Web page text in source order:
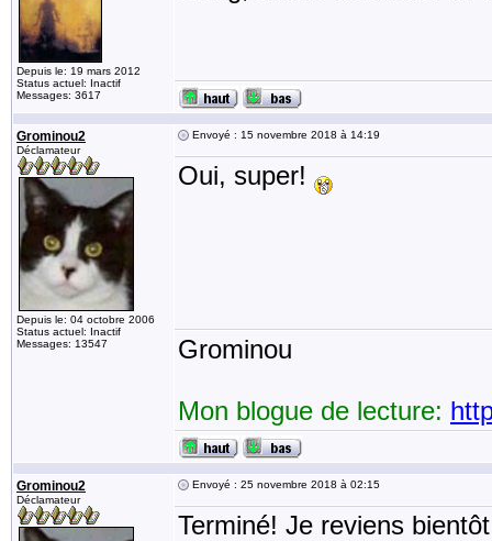
Depuis le: 19 mars 2012
Status actuel: Inactif
Messages: 3617
Grominou2
Déclamateur
Depuis le: 04 octobre 2006
Status actuel: Inactif
Messages: 13547
Envoyé : 15 novembre 2018 à 14:19
Oui, super!
Grominou
Mon blogue de lecture:
Grominou2
Déclamateur
Envoyé : 25 novembre 2018 à 02:15
Terminé! Je reviens